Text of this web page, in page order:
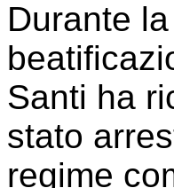
Durante
Santi ha
stato
regime